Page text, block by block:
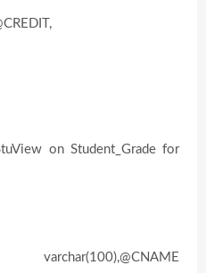
on Student_Grade for